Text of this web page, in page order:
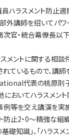
ハラスメント防止
外講師を招いてパワ
次官・統合幕僚長以
メントに関する相
れているもので、講
代表の桃原則子
においてハラスメン
等を交え講演を実
防止2・0～精強な組
礎知識」、「ハラス